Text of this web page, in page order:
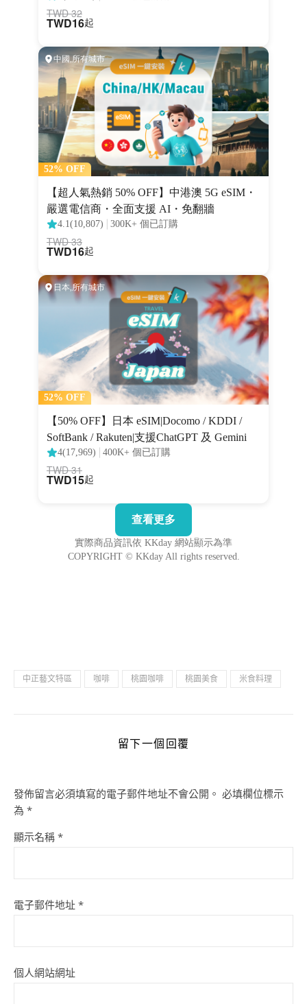
中正藝文特區 咖啡 桃園咖啡 桃園美食 米食料理
留下一個回覆
發佈留言必須填寫的電子郵件地址不會公開。 必填欄位標示
為 *
顯示名稱 *
電子郵件地址 *
個人網站網址